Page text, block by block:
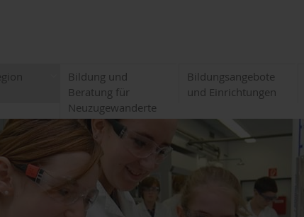
Bildung und
Beratung für
Neuzugewanderte
Bildungsangebote
und Einrichtungen